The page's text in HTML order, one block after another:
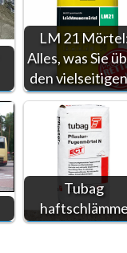
LM 21
Alles, was Sie
den
Tubag